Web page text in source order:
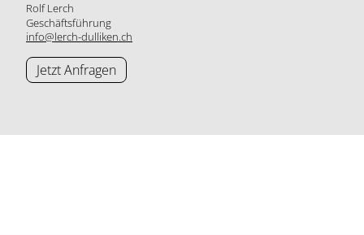
Rolf Lerch
Geschäftsführung
info@lerch-dulliken.ch
Jetzt Anfragen